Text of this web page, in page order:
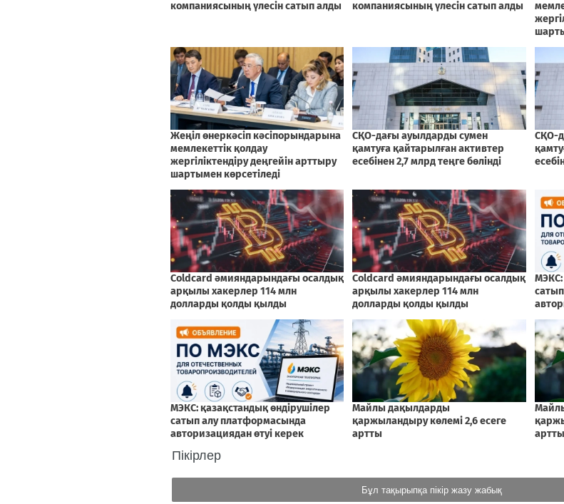
Пікірлер
Бұл тақырыпқа пікір жазу жабық